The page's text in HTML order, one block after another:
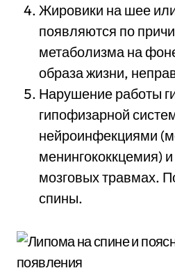
Жировики на шее
появляются по
метаболизма на
образа жизни,
Нарушение работы
гипофизарной
нейроинфекциями
менингококкцемия)
мозговых травмах.
спины.